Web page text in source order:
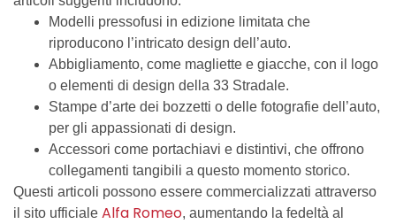
Modelli pressofusi in edizione limitata che
riproducono l’intricato design dell’auto.
Abbigliamento, come magliette e giacche, con il logo
o elementi di design della 33 Stradale.
Stampe d’arte dei bozzetti o delle fotografie dell’auto,
per gli appassionati di design.
Accessori come portachiavi e distintivi, che offrono
collegamenti tangibili a questo momento storico.
Questi articoli possono essere commercializzati attraverso
il sito ufficiale Alfa Romeo, aumentando la fedeltà al